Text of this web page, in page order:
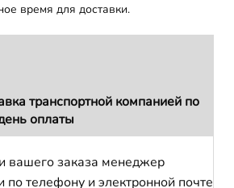
время для доставки.
транспортной компанией по
оплаты
вашего заказа менеджер
телефону и электронной почте